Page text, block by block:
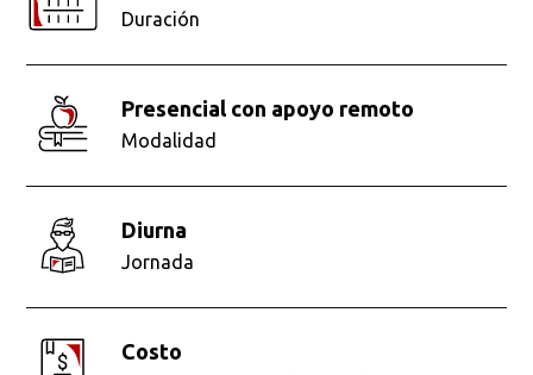
Duración
presencial con apoyo remoto
Modalidad
diurna
Jornada
Costo